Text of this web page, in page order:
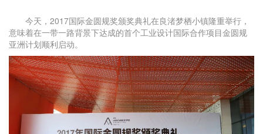
今天，2017国际金圆规奖颁奖典礼在良渚梦栖小镇隆重举行，
意味着在一带一路背景下达成的首个工业设计国际合作项目金圆规
亚洲计划顺利启动。